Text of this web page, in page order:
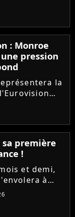
en Asie. La
aura
en
en
: Monroe
pression
la
la chanson
chez les
pourrait-
offrir une
jeune
se...
sa première
!
et demi,
à